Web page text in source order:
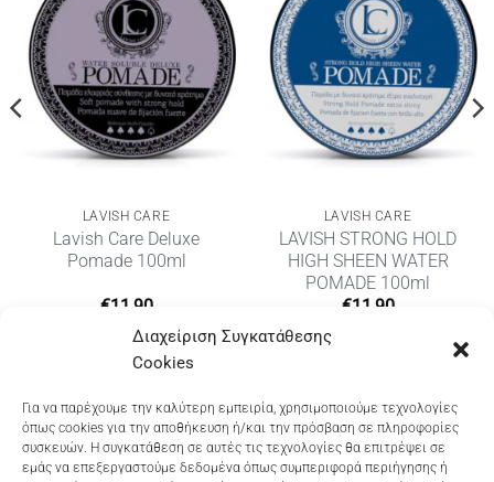
Διαχείριση Συγκατάθεσης
Cookies
Για να παρέχουμε την καλύτερη εμπειρία, χρησιμοποιούμε τεχνολογίες
όπως cookies για την αποθήκευση ή/και την πρόσβαση σε πληροφορίες
συσκευών. Η συγκατάθεση σε αυτές τις τεχνολογίες θα επιτρέψει σε
εμάς να επεξεργαστούμε δεδομένα όπως συμπεριφορά περιήγησης ή
LAVISH CARE
Lavish Care Deluxe
Pomade 100ml
€11,90
LAVISH CARE
LAVISH STRONG HOLD
HIGH SHEEN WATER
POMADE 100ml
€11,90
Dioni Hair Care, Ζυμβρακάκηδων 33, τηλ 28210
91906
Dioni Hair Spa, Κ. Σφακιανάκη 5, τηλ 28210 94712